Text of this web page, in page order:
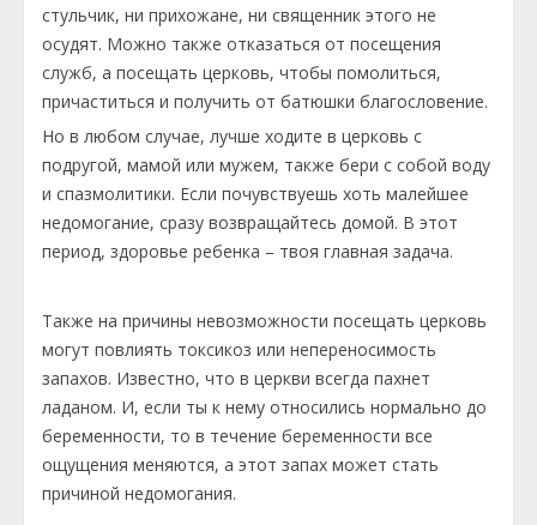
стульчик, ни прихожане, ни священник этого не
осудят. Можно также отказаться от посещения
служб, а посещать церковь, чтобы помолиться,
причаститься и получить от батюшки благословение.
Но в любом случае, лучше ходите в церковь с
подругой, мамой или мужем, также бери с собой воду
и спазмолитики. Если почувствуешь хоть малейшее
недомогание, сразу возвращайтесь домой. В этот
период, здоровье ребенка – твоя главная задача.
Также на причины невозможности посещать церковь
могут повлиять токсикоз или непереносимость
запахов. Известно, что в церкви всегда пахнет
ладаном. И, если ты к нему относились нормально до
беременности, то в течение беременности все
ощущения меняются, а этот запах может стать
причиной недомогания.